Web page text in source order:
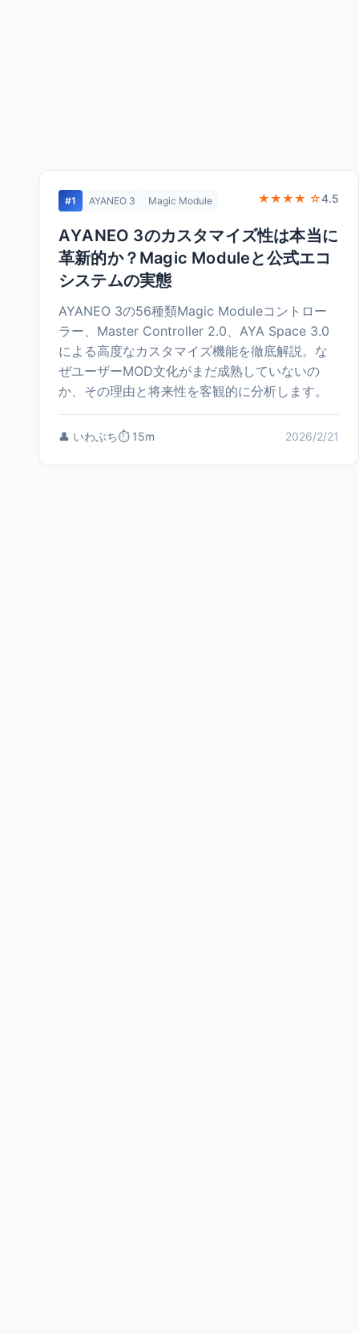
#1 AYANEO 3 Magic Module ★★★★ ☆4.5
AYANEO 3のカスタマイズ性は本当に
革新的か？Magic Moduleと公式エコ
システムの実態
AYANEO 3の56種類Magic Moduleコントロー
ラー、Master Controller 2.0、AYA Space 3.0
による高度なカスタマイズ機能を徹底解説。な
ぜユーザーMOD文化がまだ成熟していないの
か、その理由と将来性を客観的に分析します。
👤 いわぶち⏱️ 15m 2026/2/21